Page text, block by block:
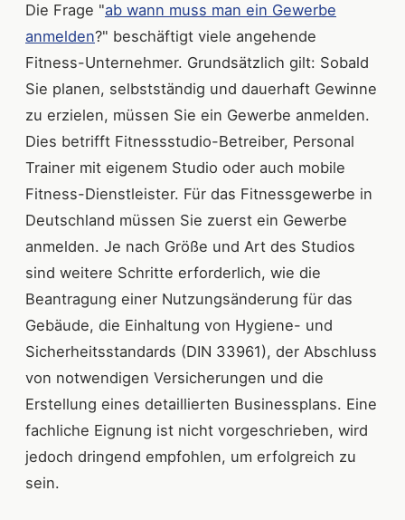
Die Frage "ab wann muss man ein Gewerbe
anmelden?" beschäftigt viele angehende
Fitness-Unternehmer. Grundsätzlich gilt: Sobald
Sie planen, selbstständig und dauerhaft Gewinne
zu erzielen, müssen Sie ein Gewerbe anmelden.
Dies betrifft Fitnessstudio-Betreiber, Personal
Trainer mit eigenem Studio oder auch mobile
Fitness-Dienstleister. Für das Fitnessgewerbe in
Deutschland müssen Sie zuerst ein Gewerbe
anmelden. Je nach Größe und Art des Studios
sind weitere Schritte erforderlich, wie die
Beantragung einer Nutzungsänderung für das
Gebäude, die Einhaltung von Hygiene- und
Sicherheitsstandards (DIN 33961), der Abschluss
von notwendigen Versicherungen und die
Erstellung eines detaillierten Businessplans. Eine
fachliche Eignung ist nicht vorgeschrieben, wird
jedoch dringend empfohlen, um erfolgreich zu
sein.